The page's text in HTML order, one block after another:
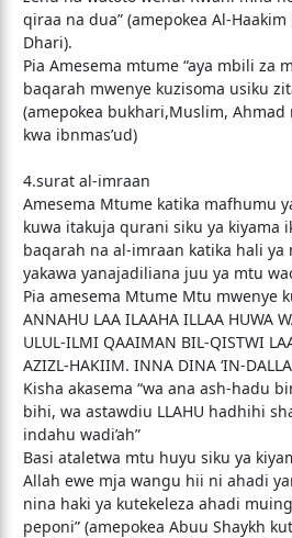
qiraa na dua” (amepokea Al-
Dhari).
Pia Amesema mtume “aya mbili za
baqarah mwenye kuzisoma usiku
(amepokea bukhari,Muslim,
kwa ibnmas’ud)
4.surat al-imraan
Amesema Mtume katika mafhumu
kuwa itakuja qurani siku ya kiyama
baqarah na al-imraan katika hali
yakawa yanajadiliana juu ya mtu
Pia amesema Mtume Mtu mwenye
ANNAHU LAA ILAAHA ILLAA HUWA
ULUL-ILMI QAAIMAN BIL-QISTWI
AZIZL-HAKIIM. INNA DINA ‘IN-
Kisha akasema “wa ana ash-hadu
bihi, wa astawdiu LLAHU hadhihi
indahu wadi’ah”
Basi ataletwa mtu huyu siku ya
Allah ewe mja wangu hii ni ahadi
nina haki ya kutekeleza ahadi
peponi” (amepokea Abuu Shaykh